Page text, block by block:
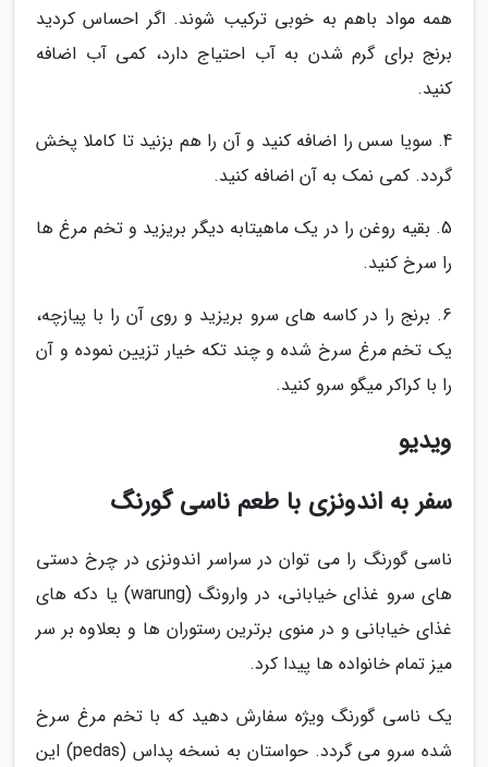
همه مواد باهم به خوبی ترکیب شوند. اگر احساس کردید
برنج برای گرم شدن به آب احتیاج دارد، کمی آب اضافه
کنید.
4. سویا سس را اضافه کنید و آن را هم بزنید تا کاملا پخش
گردد. کمی نمک به آن اضافه کنید.
5. بقیه روغن را در یک ماهیتابه دیگر بریزید و تخم مرغ ها
را سرخ کنید.
6. برنج را در کاسه های سرو بریزید و روی آن را با پیازچه،
یک تخم مرغ سرخ شده و چند تکه خیار تزیین نموده و آن
را با کراکر میگو سرو کنید.
ویدیو
سفر به اندونزی با طعم ناسی گورنگ
ناسی گورنگ را می توان در سراسر اندونزی در چرخ دستی
های سرو غذای خیابانی، در وارونگ (warung) یا دکه های
غذای خیابانی و در منوی برترین رستوران ها و بعلاوه بر سر
میز تمام خانواده ها پیدا کرد.
یک ناسی گورنگ ویژه سفارش دهید که با تخم مرغ سرخ
شده سرو می گردد. حواستان به نسخه پداس (pedas) این